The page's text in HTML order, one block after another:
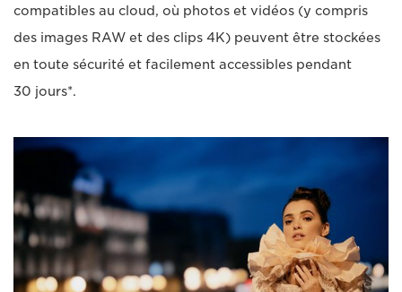
compatibles au cloud, où photos et vidéos (y compris
des images RAW et des clips 4K) peuvent être stockées
en toute sécurité et facilement accessibles pendant
30 jours*.